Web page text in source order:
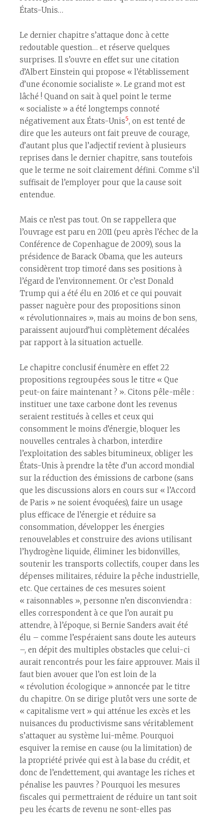
États-Unis…
Le dernier chapitre s’attaque donc à cette
redoutable question… et réserve quelques
surprises. Il s’ouvre en effet sur une citation
d’Albert Einstein qui propose « l’établissement
d’une économie socialiste ». Le grand mot est
lâché ! Quand on sait à quel point le terme
« socialiste » a été longtemps connoté
négativement aux États-Unis5, on est tenté de
dire que les auteurs ont fait preuve de courage,
d’autant plus que l’adjectif revient à plusieurs
reprises dans le dernier chapitre, sans toutefois
que le terme ne soit clairement défini. Comme s’il
suffisait de l’employer pour que la cause soit
entendue.
Mais ce n’est pas tout. On se rappellera que
l’ouvrage est paru en 2011 (peu après l’échec de la
Conférence de Copenhague de 2009), sous la
présidence de Barack Obama, que les auteurs
considèrent trop timoré dans ses positions à
l’égard de l’environnement. Or c’est Donald
Trump qui a été élu en 2016 et ce qui pouvait
passer naguère pour des propositions sinon
« révolutionnaires », mais au moins de bon sens,
paraissent aujourd’hui complètement décalées
par rapport à la situation actuelle.
Le chapitre conclusif énumère en effet 22
propositions regroupées sous le titre « Que
peut-on faire maintenant ? ». Citons pêle-mêle :
instituer une taxe carbone dont les revenus
seraient restitués à celles et ceux qui
consomment le moins d’énergie, bloquer les
nouvelles centrales à charbon, interdire
l’exploitation des sables bitumineux, obliger les
États-Unis à prendre la tête d’un accord mondial
sur la réduction des émissions de carbone (sans
que les discussions alors en cours sur « l’Accord
de Paris » ne soient évoquées), faire un usage
plus efficace de l’énergie et réduire sa
consommation, développer les énergies
renouvelables et construire des avions utilisant
l’hydrogène liquide, éliminer les bidonvilles,
soutenir les transports collectifs, couper dans les
dépenses militaires, réduire la pêche industrielle,
etc. Que certaines de ces mesures soient
« raisonnables », personne n’en disconviendra :
elles correspondent à ce que l’on aurait pu
attendre, à l’époque, si Bernie Sanders avait été
élu – comme l’espéraient sans doute les auteurs
–, en dépit des multiples obstacles que celui-ci
aurait rencontrés pour les faire approuver. Mais il
faut bien avouer que l’on est loin de la
« révolution écologique » annoncée par le titre
du chapitre. On se dirige plutôt vers une sorte de
« capitalisme vert » qui atténue les excès et les
nuisances du productivisme sans véritablement
s’attaquer au système lui-même. Pourquoi
esquiver la remise en cause (ou la limitation) de
la propriété privée qui est à la base du crédit, et
donc de l’endettement, qui avantage les riches et
pénalise les pauvres ? Pourquoi les mesures
fiscales qui permettraient de réduire un tant soit
peu les écarts de revenu ne sont-elles pas